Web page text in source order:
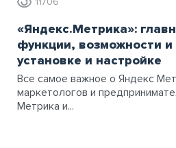
«Яндекс.Метрика»:
функции, возможности и
установке и настройке
Все самое важное о Яндекс
маркетологов и
Метрика и...